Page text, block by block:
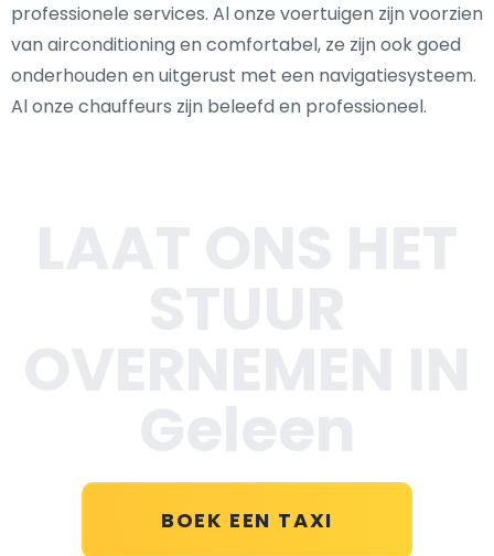
professionele services. Al onze voertuigen zijn voorzien
van airconditioning en comfortabel, ze zijn ook goed
onderhouden en uitgerust met een navigatiesysteem.
Al onze chauffeurs zijn beleefd en professioneel.
BOEK EEN TAXI